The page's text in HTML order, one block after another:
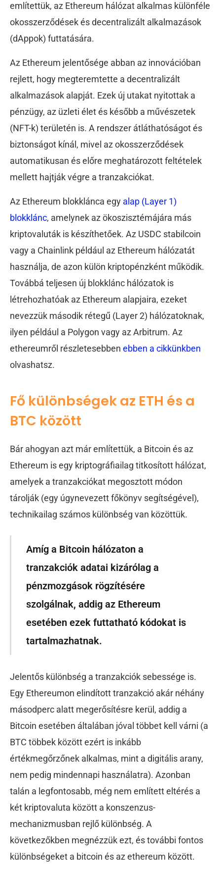
említettük, az Ethereum hálózat alkalmas különféle
okosszerződések és decentralizált alkalmazások
(dAppok) futtatására.
Az Ethereum jelentősége abban az innovációban
rejlett, hogy megteremtette a decentralizált
alkalmazások alapját. Ezek új utakat nyitottak a
pénzügy, az üzleti élet és később a művészetek
(NFT-k) területén is. A rendszer átláthatóságot és
biztonságot kínál, mivel az okosszerződések
automatikusan és előre meghatározott feltételek
mellett hajtják végre a tranzakciókat.
Az Ethereum blokklánca egy alap (Layer 1)
blokklánc, amelynek az ökoszisztémájára más
kriptovaluták is készíthetőek. Az USDC stabilcoin
vagy a Chainlink például az Ethereum hálózatát
használja, de azon külön kriptopénzként működik.
Továbbá teljesen új blokklánc hálózatok is
létrehozhatóak az Ethereum alapjaira, ezeket
nevezzük második rétegű (Layer 2) hálózatoknak,
ilyen például a Polygon vagy az Arbitrum. Az
ethereumről részletesebben ebben a cikkünkben
olvashatsz.
Fő különbségek az ETH és a
BTC között
Bár ahogyan azt már említettük, a Bitcoin és az
Ethereum is egy kriptográfiailag titkosított hálózat,
amelyek a tranzakciókat megosztott módon
tárolják (egy úgynevezett főkönyv segítségével),
technikailag számos különbség van közöttük.
Amíg a Bitcoin hálózaton a
tranzakciók adatai kizárólag a
pénzmozgások rögzítésére
szolgálnak, addig az Ethereum
esetében ezek futtatható kódokat is
tartalmazhatnak.
Jelentős különbség a tranzakciók sebessége is.
Egy Ethereumon elindított tranzakció akár néhány
másodperc alatt megerősítésre kerül, addig a
Bitcoin esetében általában jóval többet kell várni (a
BTC többek között ezért is inkább
értékmegőrzőnek alkalmas, mint a digitális arany,
nem pedig mindennapi használatra). Azonban
talán a legfontosabb, még nem említett eltérés a
két kriptovaluta között a konszenzus-
mechanizmusban rejlő különbség. A
következőkben megnézzük ezt, és további fontos
különbségeket a bitcoin és az ethereum között.